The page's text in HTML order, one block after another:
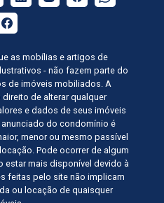
as mobílias e artigos de
- não fazem parte do
de imóveis mobiliados. A
de alterar qualquer
e dados de seus imóveis
anunciado do condomínio é
menor ou mesmo passível
Pode ocorrer de algum
estar mais disponível devido à
feitas pelo site não implicam
ou locação de quaisquer